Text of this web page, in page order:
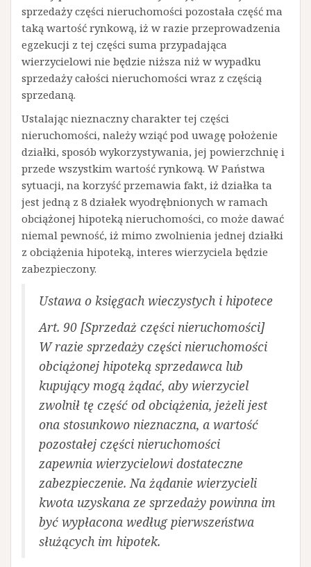
sprzedaży części nieruchomości pozostała część ma
taką wartość rynkową, iż w razie przeprowadzenia
egzekucji z tej części suma przypadająca
wierzycielowi nie będzie niższa niż w wypadku
sprzedaży całości nieruchomości wraz z częścią
sprzedaną.
Ustalając nieznaczny charakter tej części
nieruchomości, należy wziąć pod uwagę położenie
działki, sposób wykorzystywania, jej powierzchnię i
przede wszystkim wartość rynkową. W Państwa
sytuacji, na korzyść przemawia fakt, iż działka ta
jest jedną z 8 działek wyodrębnionych w ramach
obciążonej hipoteką nieruchomości, co może dawać
niemal pewność, iż mimo zwolnienia jednej działki
z obciążenia hipoteką, interes wierzyciela będzie
zabezpieczony.
Ustawa o księgach wieczystych i hipotece
Art. 90 [Sprzedaż części nieruchomości]
W razie sprzedaży części nieruchomości
obciążonej hipoteką sprzedawca lub
kupujący mogą żądać, aby wierzyciel
zwolnił tę część od obciążenia, jeżeli jest
ona stosunkowo nieznaczna, a wartość
pozostałej części nieruchomości
zapewnia wierzycielowi dostateczne
zabezpieczenie. Na żądanie wierzycieli
kwota uzyskana ze sprzedaży powinna im
być wypłacona według pierwszeństwa
służących im hipotek.